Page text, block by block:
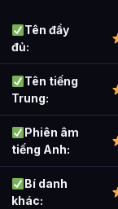
Bài Viết Liên Quan
U Thiên
Tể là ai?
Cảnh giới tu
chính Võ
Thông tin về
Thần Chúa
Tên đầy
đủ:
Tên tiếng
Trung:
Phiên âm
tiếng Anh:
Bí danh
khác: